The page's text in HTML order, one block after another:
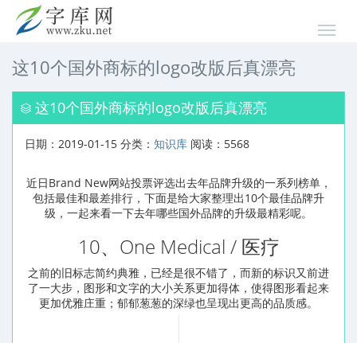
这10个国外商标的logo改版后真漂亮
这10个国外商标的logo改版后真漂亮
日期：2019-01-15 分类： 知识库 阅读：5568
近日Brand New网站投票评选出去年品牌升级的一系列榜单，
包括最佳和最差排行，下面是给大家整理出10个最佳品牌升
级，一起来看一下去年哪些国外品牌的升级最精彩呢。
10、One Medical / 医疗
之前的旧标志简约典雅，已经是很不错了，而新的标识又前进
了一大步，图形和文字的大小关系更加得体，使得图形看起来
更加优雅庄重；郁郁葱葱的深绿也呈现出更高的品质感。